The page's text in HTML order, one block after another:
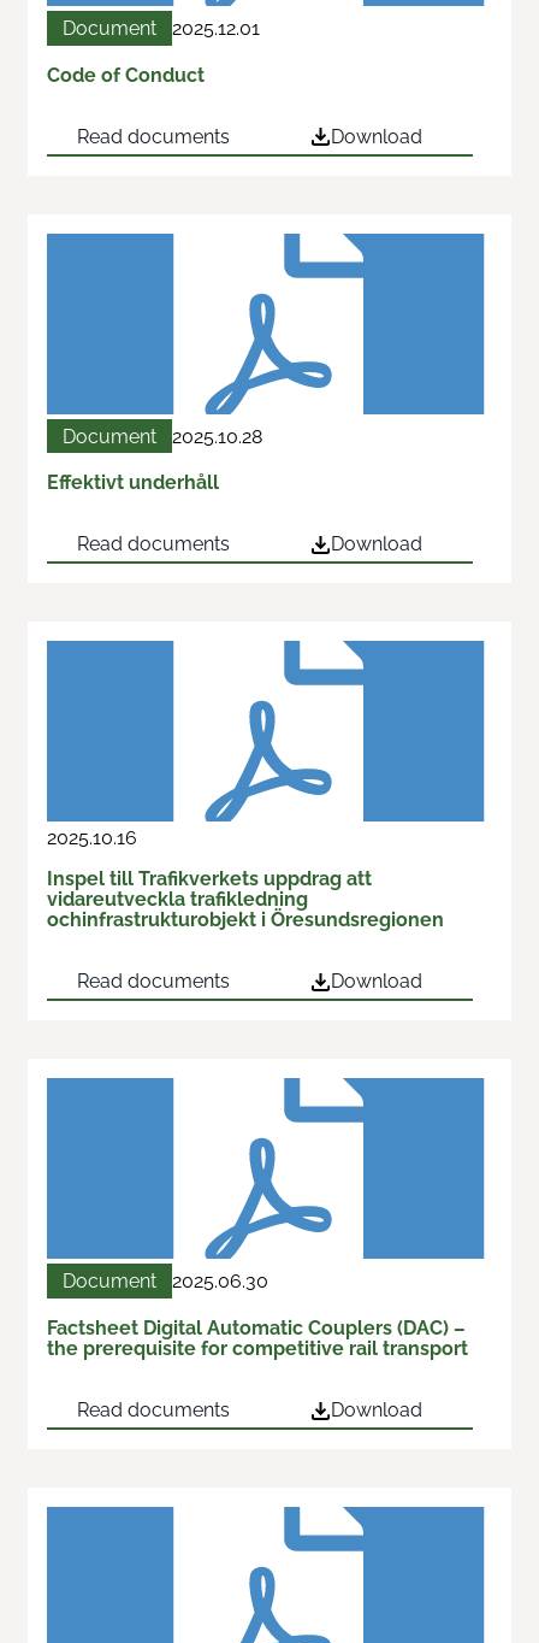
Document 2025.12.01
Code of Conduct
Read documents Download
Document 2025.10.28
Effektivt underhåll
Read documents Download
2025.10.16
Inspel till Trafikverkets uppdrag att
vidareutveckla trafikledning
ochinfrastrukturobjekt i Öresundsregionen
Read documents Download
Document 2025.06.30
Factsheet Digital Automatic Couplers (DAC) –
the prerequisite for competitive rail transport
Read documents Download